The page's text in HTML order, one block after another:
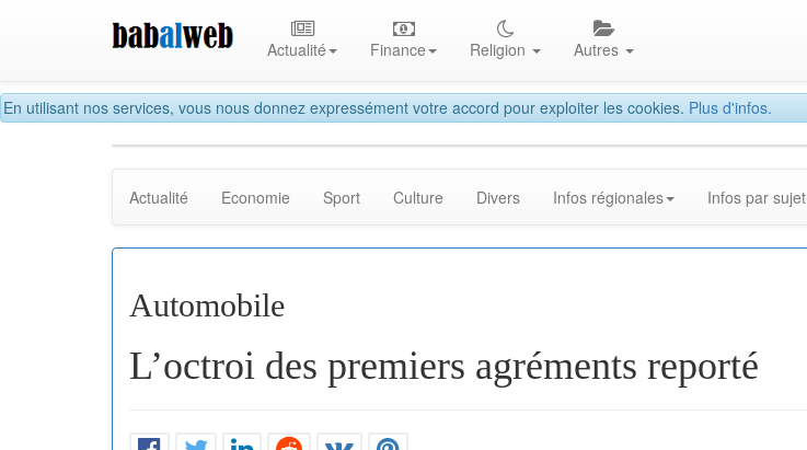
En utilisant nos services, vous nous donnez expressément votre accord pour exploiter les cookies. Plus d'infos.
Actualité Finance Religion Autres
Actualité Economie Sport Culture Divers Infos régionales Infos par sujet
Automobile
L’octroi des premiers agréments reporté